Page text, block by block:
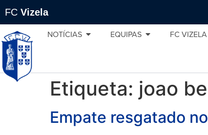
FC Vizela
NOTÍCIAS EQUIPAS FC VIZELA
Etiqueta: joao
Empate resgatado